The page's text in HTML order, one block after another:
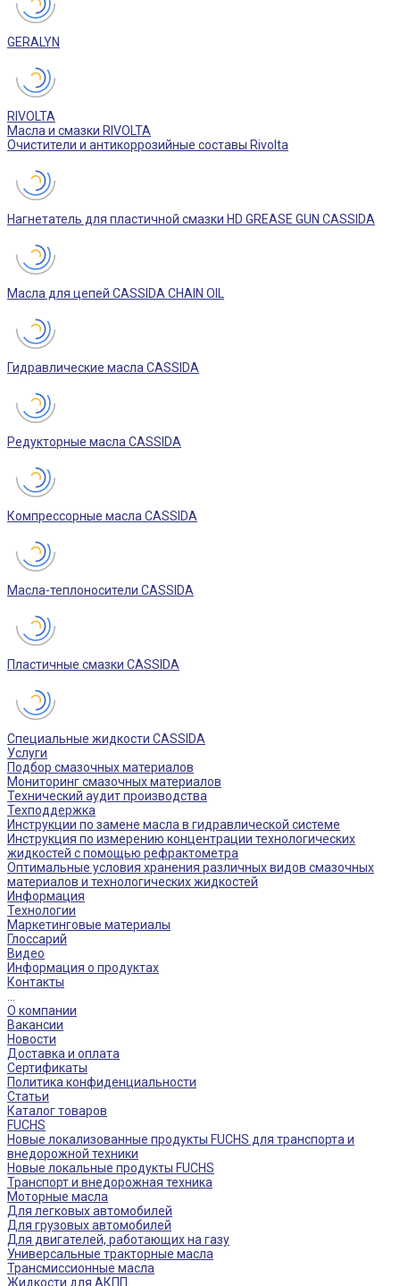
GERALYN
RIVOLTA
Масла и смазки RIVOLTA
Очистители и антикоррозийные составы Rivolta
Нагнетатель для пластичной смазки HD GREASE GUN CASSIDA
Масла для цепей CASSIDA CHAIN OIL
Гидравлические масла CASSIDA
Редукторные масла CASSIDA
Компрессорные масла CASSIDA
Масла-теплоносители CASSIDA
Пластичные смазки CASSIDA
Специальные жидкости CASSIDA
Услуги
Подбор смазочных материалов
Мониторинг смазочных материалов
Технический аудит производства
Техподдержка
Инструкции по замене масла в гидравлической системе
Инструкция по измерению концентрации технологических
жидкостей с помощью рефрактометра
Оптимальные условия хранения различных видов смазочных
материалов и технологических жидкостей
Информация
Технологии
Маркетинговые материалы
Глоссарий
Видео
Информация о продуктах
Контакты
О компании
Вакансии
Новости
Доставка и оплата
Сертификаты
Политика конфиденциальности
Статьи
Каталог товаров
FUCHS
Новые локализованные продукты FUCHS для транспорта и
внедорожной техники
Новые локальные продукты FUCHS
Транспорт и внедорожная техника
Моторные масла
Для легковых автомобилей
Для грузовых автомобилей
Для двигателей, работающих на газу
Универсальные тракторные масла
Трансмиссионные масла
Жидкости для АКПП